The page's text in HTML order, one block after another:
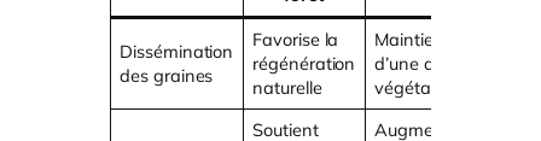
Dissémination
des graines
Favorise la
régénération
naturelle
Maintien
d’une diversité
végétale
Soutient
Augmentation